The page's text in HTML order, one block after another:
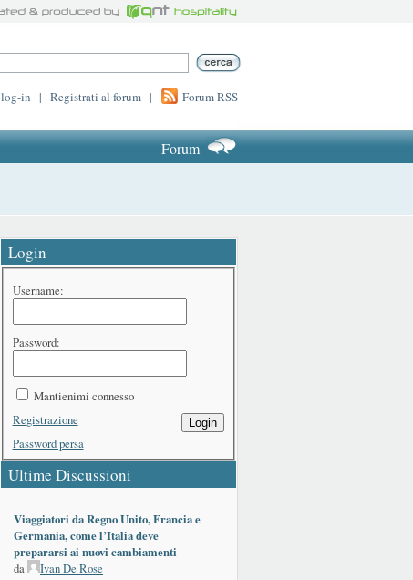
log-in | Registrati al forum | Forum RSS
Forum
Login
Username:
Password:
Mantienimi connesso
Login
Registrazione
Password persa
Ultime Discussioni
Viaggiatori da Regno Unito, Francia e
Germania, come l’Italia deve
prepararsi ai nuovi cambiamenti
da
Ivan De Rose